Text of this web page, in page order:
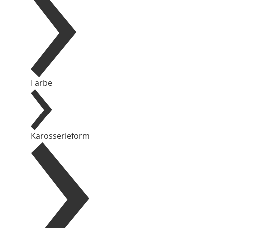
Farbe
Karosserieform